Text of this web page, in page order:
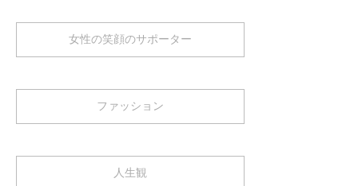
女性の笑顔のサポーター
ファッション
人生観